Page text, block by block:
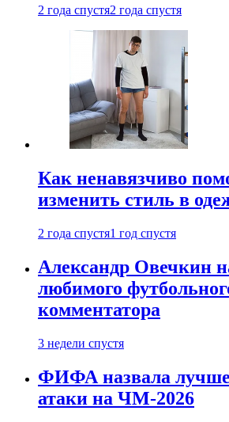
2 года спустя2 года спустя
Как ненавязчиво
изменить стиль в
2 года спустя1 год спустя
Александр Овечкин
любимого
комментатора
3 недели спустя
ФИФА назвала
атаки на ЧМ-2026